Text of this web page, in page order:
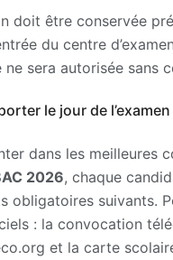
doit être conservée
du centre
ne sera autorisée sans
le jour de l’examen
dans les meilleures
2026, chaque
obligatoires suivants.
: la convocation
et la carte